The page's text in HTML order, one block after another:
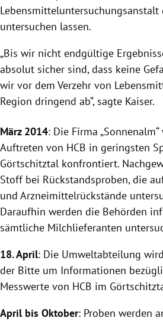
Lebensmitteluntersuchungsanstalt
untersuchen lassen.
„Bis wir nicht endgültige
absolut sicher sind, dass keine
wir vor dem Verzehr von
Region dringend ab“, sagte Kaiser.
März 2014: Die Firma
Auftreten von HCB in geringsten
Görtschitztal konfrontiert.
Stoff bei Rückstandsproben, die
und Arzneimittelrückstände
Daraufhin werden die Behörden
sämtliche Milchlieferanten
18. April: Die Umweltabteilung
der Bitte um Informationen
Messwerte von HCB im
April bis Oktober: Proben werden